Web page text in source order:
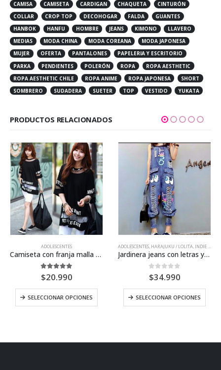
CAMISA
CAMISETA CARDIGAN CHAQUETA
CINTURÓN
COLLAR
CROP TOP DECOHOGAR FALDA
GUANTES
HANBOK
HANFU HOMBRE JEANS KIMONO
LLAVERO
MEDIAS
MODA CHINA MODA COREANA
MODA JAPONESA
MUJER
OFERTA PANTALONES
PAPELERIA Y ESCRITORIO
PARKA
PENDIENTES POLERÓN ROPA
ROPA AESTHETIC
ROPA AESTHETIC CHILE
ROPA ANIME ROPA JAPONESA
SHORT
SOMBRERO
SUDADERA SUETER TOP VESTIDO YUKATA
PRODUCTOS RELACIONADOS
ADOLESCENTES
Camiseta con franja malla y estampado de letras
5.00 out of 5
$20.990
SELECCIONAR OPCIONES
ADOLESCENTES, HARAJUKU / LOLITA, INDIE KIDS / VINTAGE
Jardinera jeans con letras y dibujos
0out of 5
$34.990
SELECCIONAR OPCIONES